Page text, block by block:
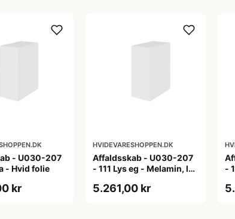
- U030-207
- Hvid folie
kr
HVIDEVARESHOPPEN.DK
Affaldsskab - U030-207
- 111 Lys eg - Melamin, lys
5.261,00 kr
-